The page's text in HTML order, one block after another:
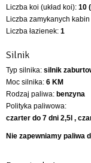
Liczba koi (układ koi): 10
Liczba zamykanych
Liczba łazienek: 1
Silnik
Typ silnika: silnik
Moc silnika: 6 KM
Rodzaj paliwa: benzyna
Polityka paliwowa:
czarter do 7 dni 2,5l ,
Nie zapewniamy paliwa